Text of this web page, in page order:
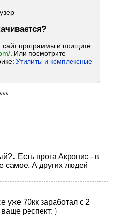
программы и поищите
. Или посмотрите
Утилиты и комплексные
***
Есть прога Акронис - в
самое. А других людей
уже 70кк заработал с 2
респект: )